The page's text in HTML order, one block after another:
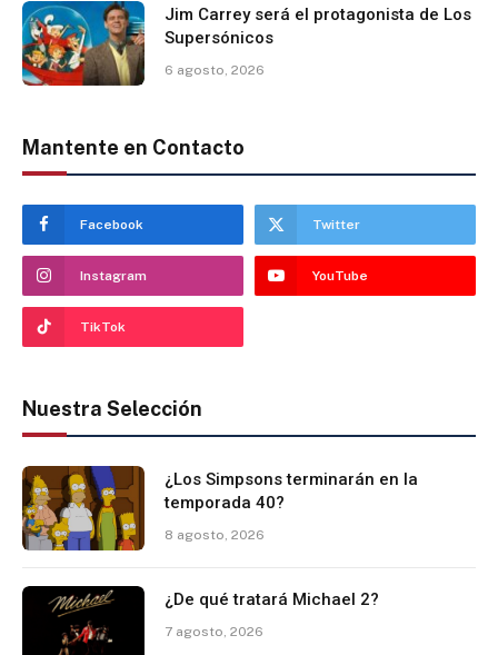
Jim Carrey será el protagonista de Los
Supersónicos
6 agosto, 2026
Mantente en Contacto
Facebook Twitter
Instagram YouTube
TikTok
Nuestra Selección
¿Los Simpsons terminarán en la
temporada 40?
8 agosto, 2026
¿De qué tratará Michael 2?
7 agosto, 2026